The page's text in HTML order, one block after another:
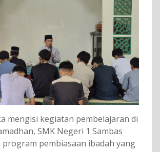
mengisi kegiatan pembelajaran di
SMK Negeri 1 Sambas
pembiasaan ibadah yang